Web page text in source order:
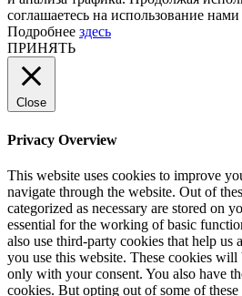
соглашаетесь на использование
Подробнее здесь
ПРИНЯТЬ
Close
Privacy Overview
This website uses cookies to improve
navigate through the website. Out of
categorized as necessary are stored on
essential for the working of basic
also use third-party cookies that help us
you use this website. These cookies
only with your consent. You also have
cookies. But opting out of some of